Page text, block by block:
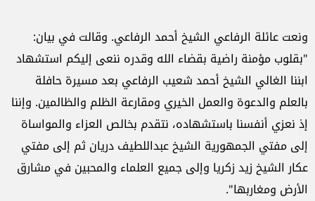
ونعت عائلة الرفاعي الشيخ أحمد الرفاعي. وقالت في بيان:
"بقلوب مؤمنة راضية بقضاء الله وقدره ننعى إليكم استشهاد
ابننا الغالي الشيخ أحمد شعيب الرفاعي بعد مسيرة حافلة
بالعلم والدعوة والعمل الخيري ومقارعة الظلم والظالمين. وإننا
إذ نعزي أنفسنا باستشهاده، نتقدم بخالص العزاء والمواساة
إلى مفتي الجمهورية الشيخ عبداللطيف دريان ثم إلى مفتي
عكار الشيخ زيد زكريا وإلى جميع العلماء والمحبين في مشارق
الأرض ومغاربها".